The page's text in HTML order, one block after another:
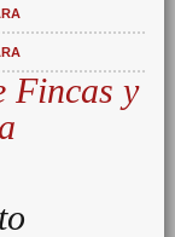
Fincas y